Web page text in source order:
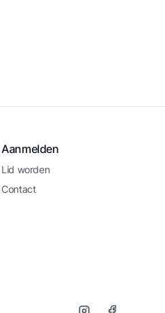
Aanmelden
Lid worden
Contact